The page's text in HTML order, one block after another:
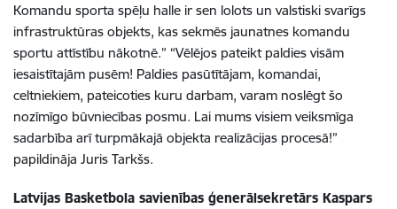
Komandu sporta spēļu halle ir sen lolots un valstiski svarīgs
infrastruktūras objekts, kas sekmēs jaunatnes komandu
sportu attīstību nākotnē.” “Vēlējos pateikt paldies visām
iesaistītajām pusēm! Paldies pasūtītājam, komandai,
celtniekiem, pateicoties kuru darbam, varam noslēgt šo
nozīmīgo būvniecības posmu. Lai mums visiem veiksmīga
sadarbība arī turpmākajā objekta realizācijas procesā!”
papildināja Juris Tarkšs.
Latvijas Basketbola savienības ģenerālsekretārs Kaspars